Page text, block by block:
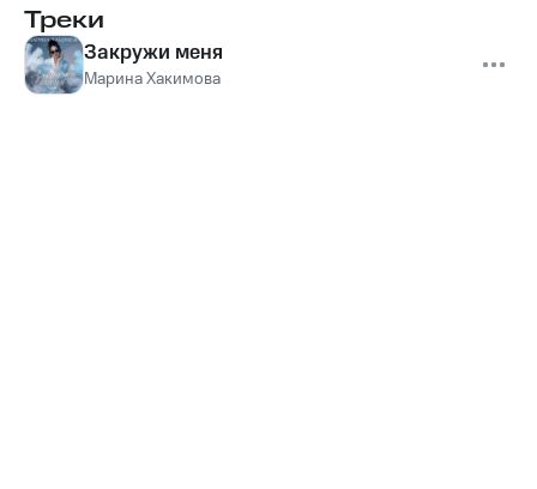
Треки
Закружи меня
Марина Хакимова